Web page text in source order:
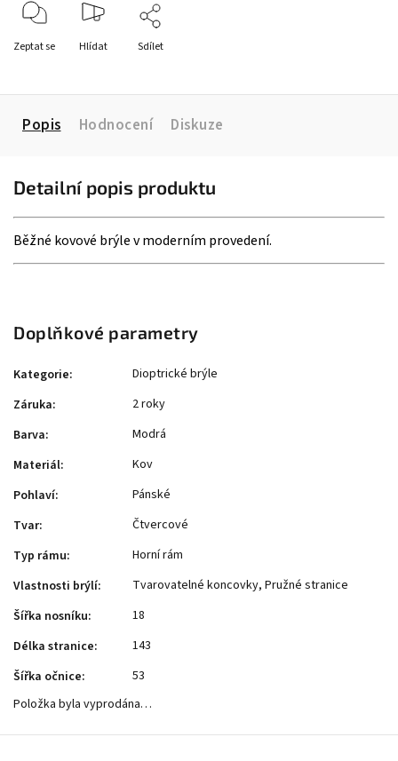
Zeptat se Hlídat Sdílet
Popis Hodnocení Diskuze
Detailní popis produktu
Běžné kovové brýle v moderním provedení.
Doplňkové parametry
Kategorie:
Dioptrické brýle
Záruka:
2 roky
Barva:
Modrá
Materiál:
Kov
Pohlaví:
Pánské
Tvar:
Čtvercové
Typ rámu:
Horní rám
Vlastnosti brýlí:
Tvarovatelné koncovky, Pružné stranice
Šířka nosníku:
18
Délka stranice:
143
Šířka očnice:
53
Položka byla vyprodána…